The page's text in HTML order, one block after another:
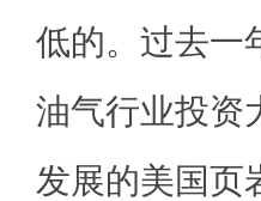
低的。过去一
油气行业投资
发展的美国页